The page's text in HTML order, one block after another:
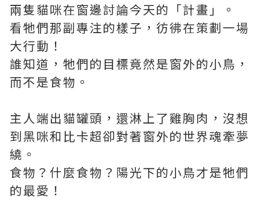
兩隻貓咪在窗邊討論今天的「計畫」。
看牠們那副專注的樣子，彷彿在策劃一場
大行動！
誰知道，牠們的目標竟然是窗外的小鳥，
而不是食物。
主人端出貓罐頭，還淋上了雞胸肉，沒想
到黑咪和比卡超卻對著窗外的世界魂牽夢
繞。
食物？什麼食物？陽光下的小鳥才是牠們
的最愛！